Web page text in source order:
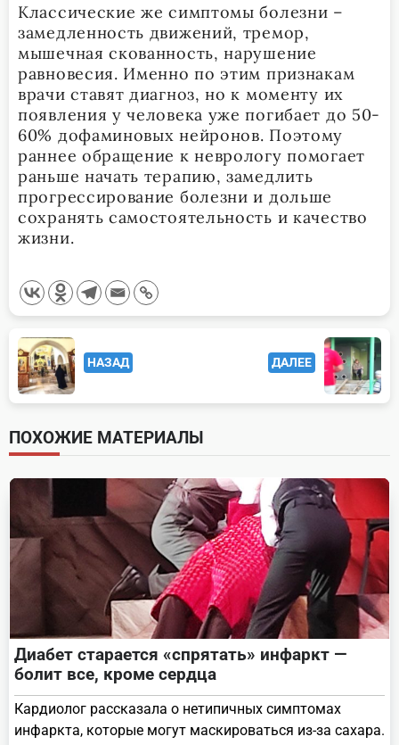
Классические же симптомы болезни –
замедленность движений, тремор,
мышечная скованность, нарушение
равновесия. Именно по этим признакам
врачи ставят диагноз, но к моменту их
появления у человека уже погибает до 50-
60% дофаминовых нейронов. Поэтому
раннее обращение к неврологу помогает
раньше начать терапию, замедлить
прогрессирование болезни и дольше
сохранять самостоятельность и качество
жизни.
<span
class="nav-
subtitle
screen-
reader-
text">Page</span>
НАЗАД ДАЛЕЕ
ПОХОЖИЕ МАТЕРИАЛЫ
Диабет старается «спрятать» инфаркт —
болит все, кроме сердца
Кардиолог рассказала о нетипичных симптомах
инфаркта, которые могут маскироваться из-за сахара.